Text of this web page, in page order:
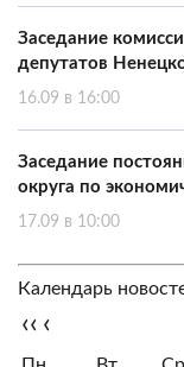
Заседание
депутатов
16.09 в 16:00
Заседание
округа по
17.09 в 10:00
Календарь
‹‹ ‹